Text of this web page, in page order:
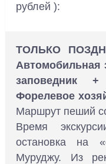
рублей ):
ТОЛЬКО
Автомобильная
заповедник
Форелевое
Маршрут пеший
Время
остановка на
Муруджу. Из